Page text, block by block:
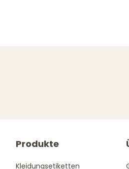
Produkte
Kleidungsetiketten